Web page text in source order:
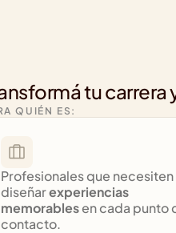
tu
QUIÉN ES:
Profesionales que necesiten
diseñar experiencias
memorables en cada punto
contacto.